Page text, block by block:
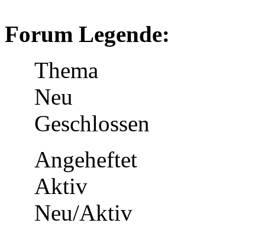
Forum Legende:
Thema
Neu
Geschlossen
Angeheftet
Aktiv
Neu/Aktiv